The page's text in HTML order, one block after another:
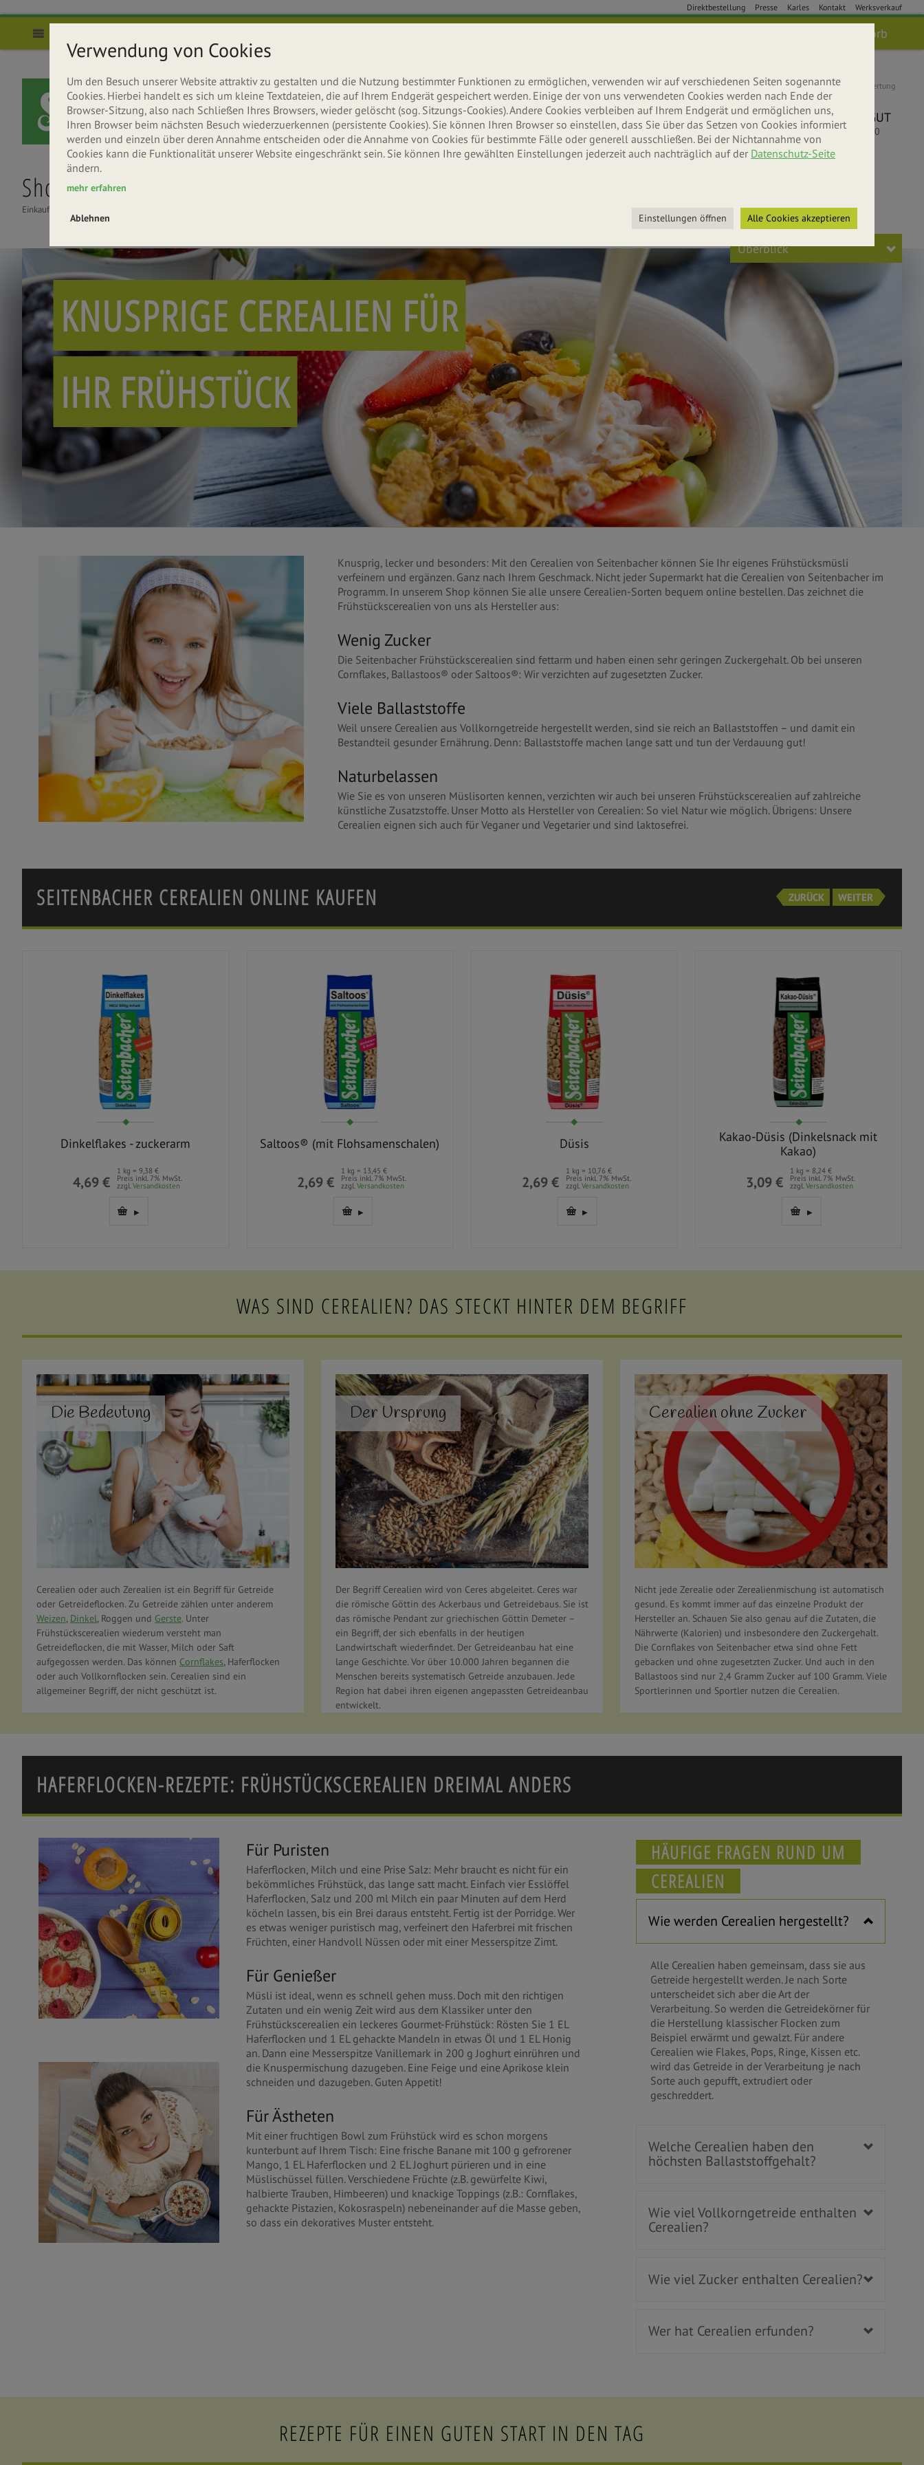
Direktbestellung Presse Karles Kontakt Werksverkauf
Warenkorb
Kundenbewertung
SEHR GUT
5.00
Shop
Einkaufen
Über uns
Überblick
KNUSPRIGE CEREALIEN FÜR
IHR FRÜHSTÜCK
Knusprig, lecker und besonders: Mit den Cerealien von Seitenbacher können Sie Ihr eigenes Frühstücksmüsli
verfeinern und ergänzen. Ganz nach Ihrem Geschmack. Nicht jeder Supermarkt hat die Cerealien von Seitenbacher im
Programm. In unserem Shop können Sie alle unsere Cerealien-Sorten bequem online bestellen. Das zeichnet die
Frühstückscerealien von uns als Hersteller aus:
Wenig Zucker
Die Seitenbacher Frühstückscerealien sind fettarm und haben einen sehr geringen Zuckergehalt. Ob bei unseren
Cornflakes, Ballastoos® oder Saltoos®: Wir verzichten auf zugesetzten Zucker.
Viele Ballaststoffe
Weil unsere Cerealien aus Vollkorngetreide hergestellt werden, sind sie reich an Ballaststoffen – und damit ein
Bestandteil gesunder Ernährung. Denn: Ballaststoffe machen lange satt und tun der Verdauung gut!
Naturbelassen
Wie Sie es von unseren Müslisorten kennen, verzichten wir auch bei unseren Frühstückscerealien auf zahlreiche
künstliche Zusatzstoffe. Unser Motto als Hersteller von Cerealien: So viel Natur wie möglich. Übrigens: Unsere
Cerealien eignen sich auch für Veganer und Vegetarier und sind laktosefrei.
SEITENBACHER CEREALIEN ONLINE KAUFEN
Dinkelflakes - zuckerarm
4,69 €
1 kg = 9,38 €
Preis inkl. 7% MwSt.
zzgl.Versandkosten
Saltoos® (mit Flohsamenschalen)
2,69 €
1 kg = 13,45 €
Preis inkl. 7% MwSt.
zzgl.Versandkosten
Düsis
2,69 €
1 kg = 10,76 €
Preis inkl. 7% MwSt.
zzgl. Versandkosten
Kakao-Düsis (Dinkelsnack mit
Kakao)
3,09 €
1 kg = 8,24 €
Preis inkl. 7% MwSt.
zzgl. Versandkosten
ZURÜCK WEITER
WAS SIND CEREALIEN? DAS STECKT HINTER DEM BEGRIFF
Die Bedeutung
Cerealien oder auch Zerealien ist ein Begriff für Getreide
oder Getreideflocken. Zu Getreide zählen unter anderem
Weizen, Dinkel, Roggen und Gerste. Unter
Frühstückscerealien wiederum versteht man
Getreideflocken, die mit Wasser, Milch oder Saft
aufgegossen werden. Das können Cornflakes, Haferflocken
oder auch Vollkornflocken sein. Cerealien sind ein
allgemeiner Begriff, der nicht geschützt ist.
Der Ursprung
Der Begriff Cerealien wird von Ceres abgeleitet. Ceres war
die römische Göttin des Ackerbaus und Getreidebaus. Sie ist
das römische Pendant zur griechischen Göttin Demeter –
ein Begriff, der sich ebenfalls in der heutigen
Landwirtschaft wiederfindet. Der Getreideanbau hat eine
lange Geschichte. Vor über 10.000 Jahren begannen die
Menschen bereits systematisch Getreide anzubauen. Jede
Region hat dabei ihren eigenen angepassten Getreideanbau
entwickelt.
Cerealien ohne Zucker
Nicht jede Zerealie oder Zerealienmischung ist automatisch
gesund. Es kommt immer auf das einzelne Produkt der
Hersteller an. Schauen Sie also genau auf die Zutaten, die
Nährwerte (Kalorien) und insbesondere den Zuckergehalt.
Die Cornflakes von Seitenbacher etwa sind ohne Fett
gebacken und ohne zugesetzten Zucker. Und auch in den
Ballastoos sind nur 2,4 Gramm Zucker auf 100 Gramm. Viele
Sportlerinnen und Sportler nutzen die Cerealien.
HAFERFLOCKEN-REZEPTE: FRÜHSTÜCKSCEREALIEN DREIMAL ANDERS
Für Puristen
Haferflocken, Milch und eine Prise Salz: Mehr braucht es nicht für ein
bekömmliches Frühstück, das lange satt macht. Einfach vier Esslöffel
Haferflocken, Salz und 200 ml Milch ein paar Minuten auf dem Herd
köcheln lassen, bis ein Brei daraus entsteht. Fertig ist der Porridge. Wer
es etwas weniger puristisch mag, verfeinert den Haferbrei mit frischen
Früchten, einer Handvoll Nüssen oder mit einer Messerspitze Zimt.
Für Genießer
Müsli ist ideal, wenn es schnell gehen muss. Doch mit den richtigen
Zutaten und ein wenig Zeit wird aus dem Klassiker unter den
Frühstückscerealien ein leckeres Gourmet-Frühstück: Rösten Sie 1 EL
Haferflocken und 1 EL gehackte Mandeln in etwas Öl und 1 EL Honig
an. Dann eine Messerspitze Vanillemark in 200 g Joghurt einrühren und
die Knuspermischung dazugeben. Eine Feige und eine Aprikose klein
schneiden und dazugeben. Guten Appetit!
Für Ästheten
Mit einer fruchtigen Bowl zum Frühstück wird es schon morgens
kunterbunt auf Ihrem Tisch: Eine frische Banane mit 100 g gefrorener
Mango, 1 EL Haferflocken und 2 EL Joghurt pürieren und in eine
Müslischüssel füllen. Verschiedene Früchte (z.B. gewürfelte Kiwi,
halbierte Trauben, Himbeeren) und knackige Toppings (z.B.: Cornflakes,
gehackte Pistazien, Kokosraspeln) nebeneinander auf die Masse geben,
so dass ein dekoratives Muster entsteht.
HÄUFIGE FRAGEN RUND UM
CEREALIEN
Wie werden Cerealien hergestellt?
Alle Cerealien haben gemeinsam, dass sie aus
Getreide hergestellt werden. Je nach Sorte
unterscheidet sich aber die Art der
Verarbeitung. So werden die Getreidekörner für
die Herstellung klassischer Flocken zum
Beispiel erwärmt und gewalzt. Für andere
Cerealien wie Flakes, Pops, Ringe, Kissen etc.
wird das Getreide in der Verarbeitung je nach
Sorte auch gepufft, extrudiert oder
geschreddert.
Welche Cerealien haben den
höchsten Ballaststoffgehalt?
Wie viel Vollkorngetreide enthalten
Cerealien?
Wie viel Zucker enthalten Cerealien?
Wer hat Cerealien erfunden?
REZEPTE FÜR EINEN GUTEN START IN DEN TAG
Verwendung von Cookies
Um den Besuch unserer Website attraktiv zu gestalten und die Nutzung bestimmter Funktionen zu ermöglichen, verwenden wir auf verschiedenen Seiten sogenannte
Cookies. Hierbei handelt es sich um kleine Textdateien, die auf Ihrem Endgerät gespeichert werden. Einige der von uns verwendeten Cookies werden nach Ende der
Browser-Sitzung, also nach Schließen Ihres Browsers, wieder gelöscht (sog. Sitzungs-Cookies). Andere Cookies verbleiben auf Ihrem Endgerät und ermöglichen uns,
Ihren Browser beim nächsten Besuch wiederzuerkennen (persistente Cookies). Sie können Ihren Browser so einstellen, dass Sie über das Setzen von Cookies informiert
werden und einzeln über deren Annahme entscheiden oder die Annahme von Cookies für bestimmte Fälle oder generell ausschließen. Bei der Nichtannahme von
Cookies kann die Funktionalität unserer Website eingeschränkt sein. Sie können Ihre gewählten Einstellungen jederzeit auch nachträglich auf der Datenschutz-Seite
ändern.
mehr erfahren
Alle Cookies akzeptieren
Einstellungen öffnen
Ablehnen